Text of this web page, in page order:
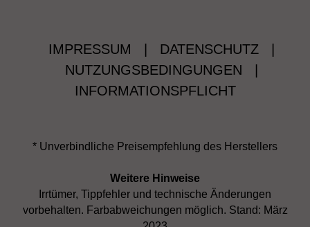
IMPRESSUM DATENSCHUTZ
NUTZUNGSBEDINGUNGEN
INFORMATIONSPFLICHT
* Unverbindliche Preisempfehlung des Herstellers
Weitere Hinweise
Irrtümer, Tippfehler und technische Änderungen
vorbehalten. Farbabweichungen möglich. Stand: März